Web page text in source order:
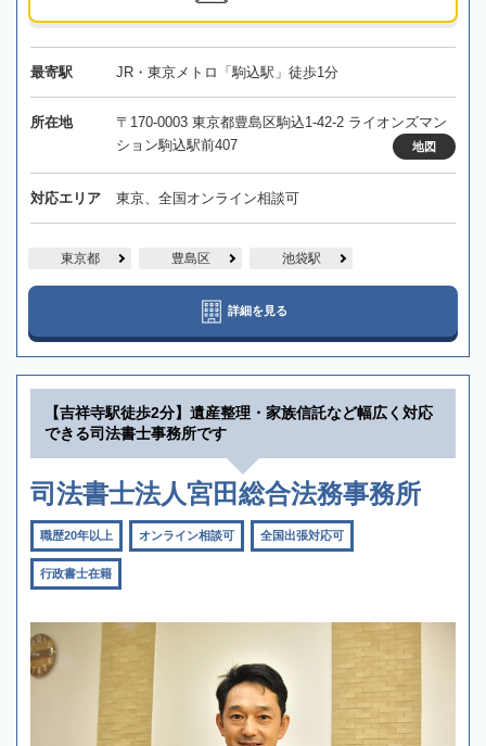
最寄駅 JR・東京メトロ「駒込駅」徒歩1分
所在地
〒170-0003 東京都豊島区駒込1-42-2 ライオンズマン
ション駒込駅前407
地図
対応エリア 東京、全国オンライン相談可
東京都 豊島区 池袋駅
詳細を見る
【吉祥寺駅徒歩2分】遺産整理・家族信託など幅広く対応
できる司法書士事務所です
司法書士法人宮田総合法務事務所
職歴20年以上 オンライン相談可 全国出張対応可
行政書士在籍